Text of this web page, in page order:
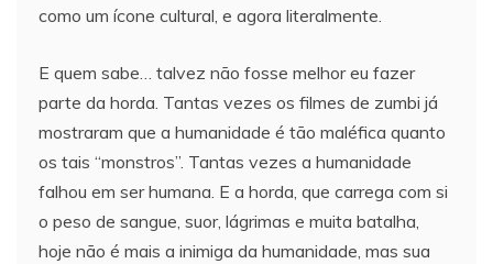
como um ícone cultural, e agora literalmente.
E quem sabe… talvez não fosse melhor eu fazer
parte da horda. Tantas vezes os filmes de zumbi já
mostraram que a humanidade é tão maléfica quanto
os tais “monstros”. Tantas vezes a humanidade
falhou em ser humana. E a horda, que carrega com si
o peso de sangue, suor, lágrimas e muita batalha,
hoje não é mais a inimiga da humanidade, mas sua